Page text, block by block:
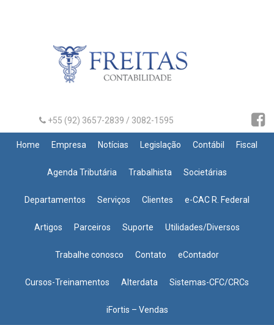
+55 (92) 3657-2839 / 3082-1595
Home Empresa Notícias Legislação Contábil Fiscal
Agenda Tributária Trabalhista Societárias
Departamentos Serviços Clientes e-CAC R. Federal
Artigos Parceiros Suporte Utilidades/Diversos
Trabalhe conosco Contato eContador
Cursos-Treinamentos Alterdata Sistemas-CFC/CRCs
iFortis – Vendas